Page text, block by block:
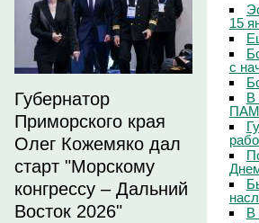
Губернатор
Приморского края
Олег Кожемяко дал
старт "Морскому
конгрессу – Дальний
Восток 2026"
15
с
В
В